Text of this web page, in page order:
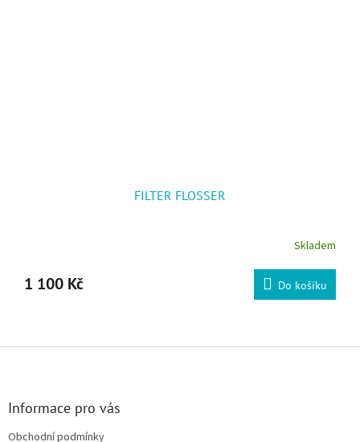
FILTER FLOSSER
Skladem
1 100 Kč Do košíku
Informace pro vás
Obchodní podmínky